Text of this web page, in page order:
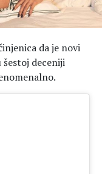
da je novi
deceniji